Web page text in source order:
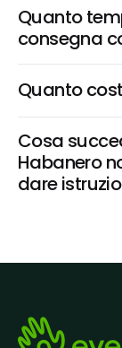
Quanto
consegna
Quanto
Cosa
Habanero
dare